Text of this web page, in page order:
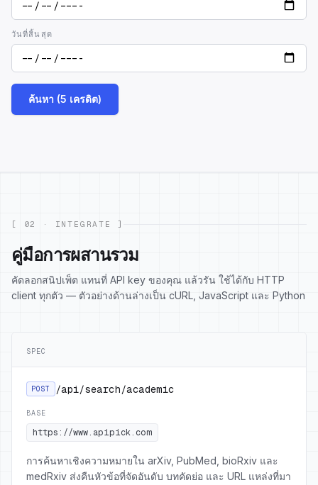
วันที่สิ้นสุด
ค้นหา (5 เครดิต)
[ 02 · INTEGRATE ]
คู่มือการผสานรวม
คัดลอกสนิปเพ็ต แทนที่ API key ของคุณ แล้วรัน ใช้ได้กับ HTTP
client ทุกตัว — ตัวอย่างด้านล่างเป็น cURL, JavaScript และ Python
SPEC
POST /api/search/academic
BASE
https://www.apipick.com
การค้นหาเชิงความหมายใน arXiv, PubMed, bioRxiv และ
medRxiv ส่งคืนหัวข้อที่จัดอันดับ บทคัดย่อ และ URL แหล่งที่มา